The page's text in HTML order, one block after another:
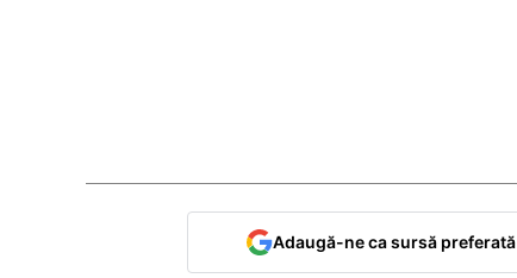
Adaugă-ne ca sursă preferată